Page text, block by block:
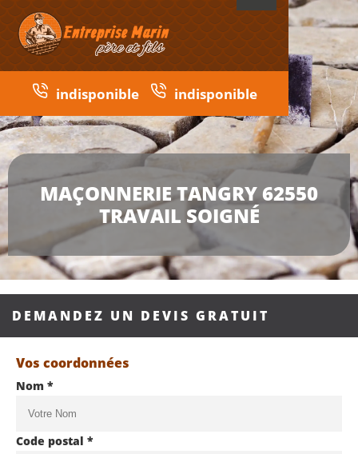
indisponible indisponible
MAÇONNERIE TANGRY 62550
TRAVAIL SOIGNÉ
DEMANDEZ UN DEVIS GRATUIT
Vos coordonnées
Nom *
Code postal *